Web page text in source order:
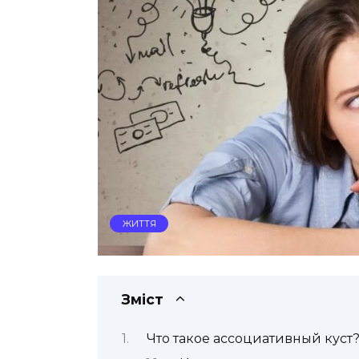
ЖИТТЯ
Зміст
Что такое ассоциативный куст?